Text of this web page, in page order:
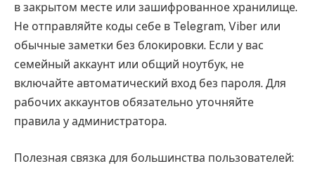
в закрытом месте или зашифрованное хранилище.
Не отправляйте коды себе в Telegram, Viber или
обычные заметки без блокировки. Если у вас
семейный аккаунт или общий ноутбук, не
включайте автоматический вход без пароля. Для
рабочих аккаунтов обязательно уточняйте
правила у администратора.
Полезная связка для большинства пользователей: